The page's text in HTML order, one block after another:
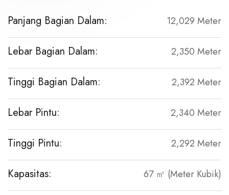
Panjang Bagian Dalam: 12,029 Meter
Lebar Bagian Dalam: 2,350 Meter
Tinggi Bagian Dalam: 2,392 Meter
Lebar Pintu: 2,340 Meter
Tinggi Pintu: 2,292 Meter
Kapasitas: 67 ㎥ (Meter Kubik)